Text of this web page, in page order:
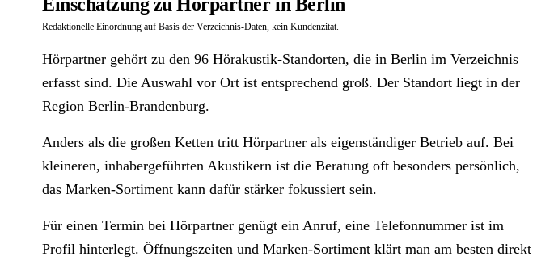
Redaktionelle Einordnung auf Basis der Verzeichnis-Daten, kein Kundenzitat.
Hörpartner gehört zu den 96 Hörakustik-Standorten, die in Berlin im Verzeichnis
erfasst sind. Die Auswahl vor Ort ist entsprechend groß. Der Standort liegt in der
Region Berlin-Brandenburg.
Anders als die großen Ketten tritt Hörpartner als eigenständiger Betrieb auf. Bei
kleineren, inhabergeführten Akustikern ist die Beratung oft besonders persönlich,
das Marken-Sortiment kann dafür stärker fokussiert sein.
Für einen Termin bei Hörpartner genügt ein Anruf, eine Telefonnummer ist im
Profil hinterlegt. Öffnungszeiten und Marken-Sortiment klärt man am besten direkt